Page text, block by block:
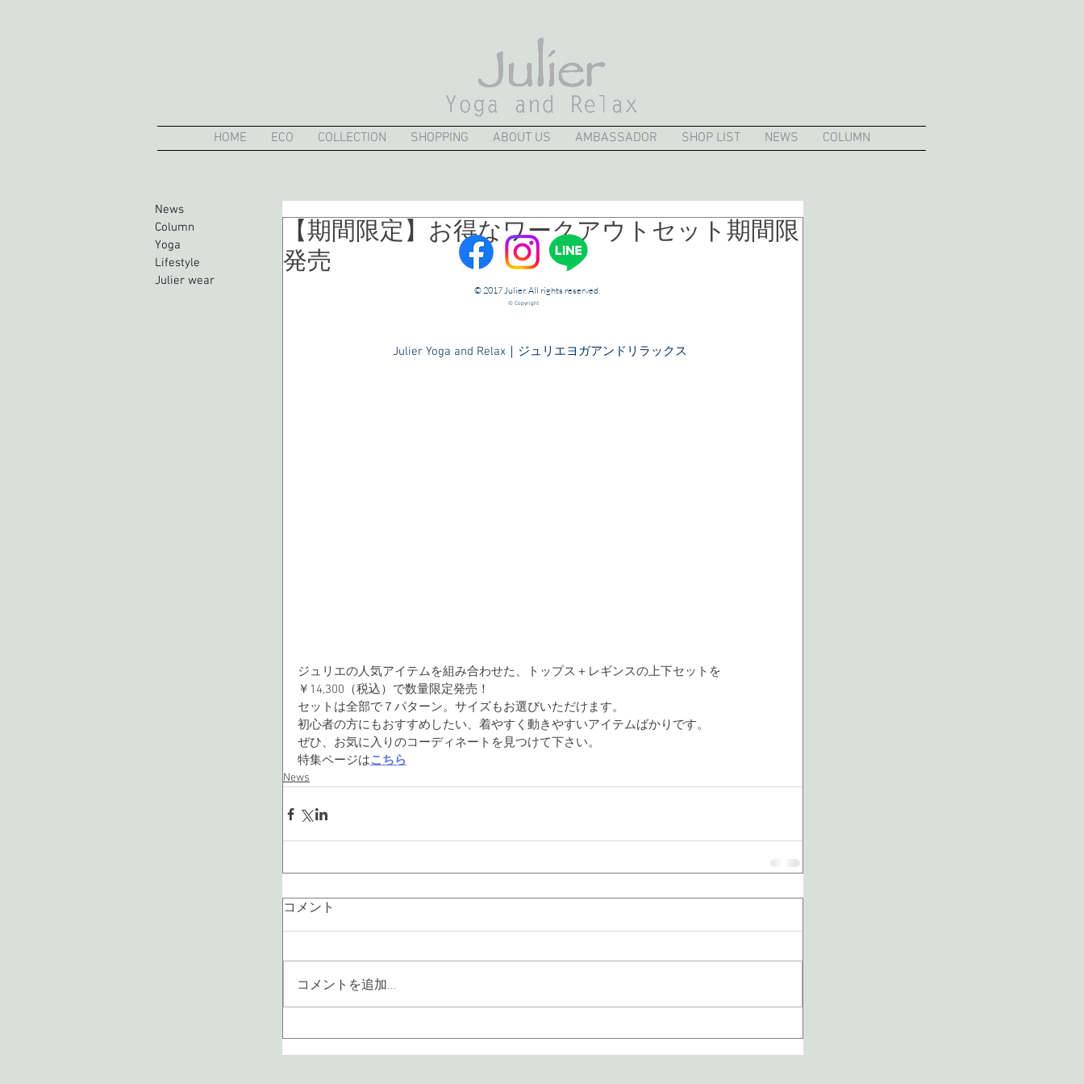
HOME ECO COLLECTION SHOPPING ABOUT US AMBASSADOR SHOP LIST NEWS COLUMN
News
Column
Yoga
Lifestyle
Julier wear
【期間限定】お得なワークアウトセット期間限
発売
ジュリエの人気アイテムを組み合わせた、トップス＋レギンスの上下セットを
￥14,300（税込）で数量限定発売！
セットは全部で７パターン。サイズもお選びいただけます。
初心者の方にもおすすめしたい、着やすく動きやすいアイテムばかりです。
ぜひ、お気に入りのコーディネートを見つけて下さい。
特集ページはこちら
News
コメント
コメントを追加…
© 2017 Julier. All rights reserved.
© Copyright
​Julier Yoga and Relax｜ジュリエヨガアンドリラックス